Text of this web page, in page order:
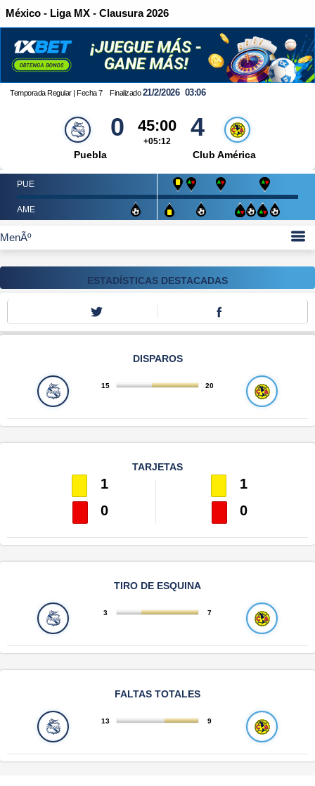
México - Liga MX - Clausura 2026
Temporada Regular | Fecha 7 Finalizado 21/2/2026 03:06
Puebla
0 45:00
+05:12 4
Club América
PUE
AME
ESTADÍSTICAS DESTACADAS
DISPAROS
15 20
TARJETAS
1
0
1
0
TIRO DE ESQUINA
3 7
FALTAS TOTALES
13 9